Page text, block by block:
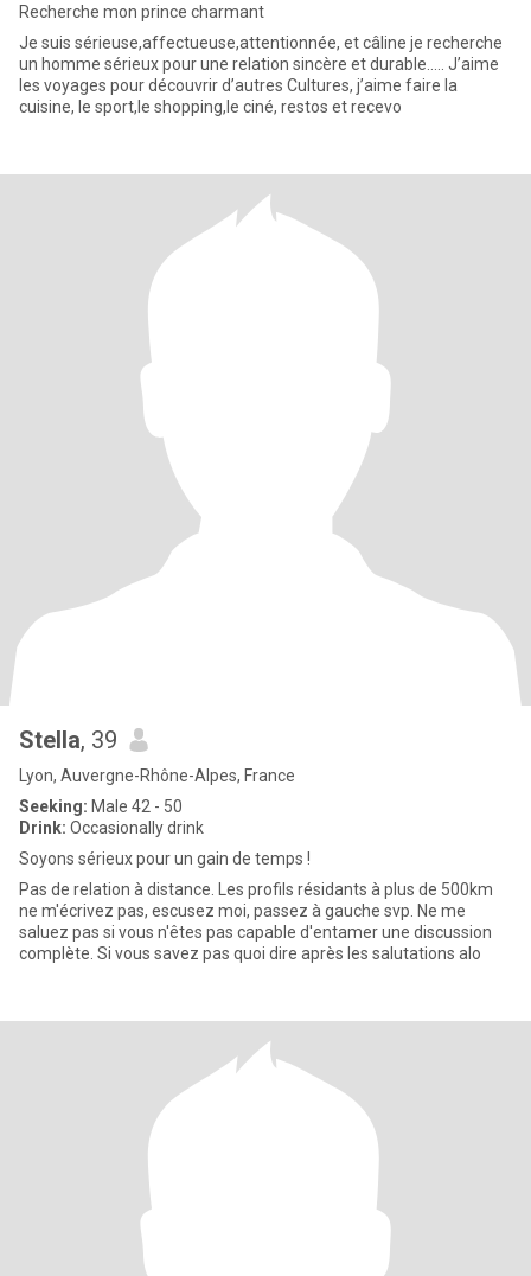
Recherche mon prince charmant
Je suis sérieuse,affectueuse,attentionnée, et câline je recherche
un homme sérieux pour une relation sincère et durable..... J’aime
les voyages pour découvrir d’autres Cultures, j’aime faire la
cuisine, le sport,le shopping,le ciné, restos et recevo
Stella, 39
Lyon, Auvergne-Rhône-Alpes, France
Seeking: Male 42 - 50
Drink: Occasionally drink
Soyons sérieux pour un gain de temps !
Pas de relation à distance. Les profils résidants à plus de 500km
ne m'écrivez pas, escusez moi, passez à gauche svp. Ne me
saluez pas si vous n'êtes pas capable d'entamer une discussion
complète. Si vous savez pas quoi dire après les salutations alo